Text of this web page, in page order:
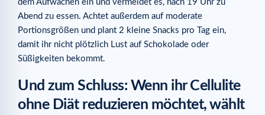
dem Aufwachen ein und vermeidet es, nach 19 Uhr zu
Abend zu essen. Achtet außerdem auf moderate
Portionsgrößen und plant 2 kleine Snacks pro Tag ein,
damit ihr nicht plötzlich Lust auf Schokolade oder
Süßigkeiten bekommt.
Und zum Schluss: Wenn ihr Cellulite
ohne Diät reduzieren möchtet, wählt